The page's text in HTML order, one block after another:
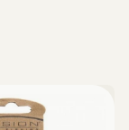
för att
fritidskläder